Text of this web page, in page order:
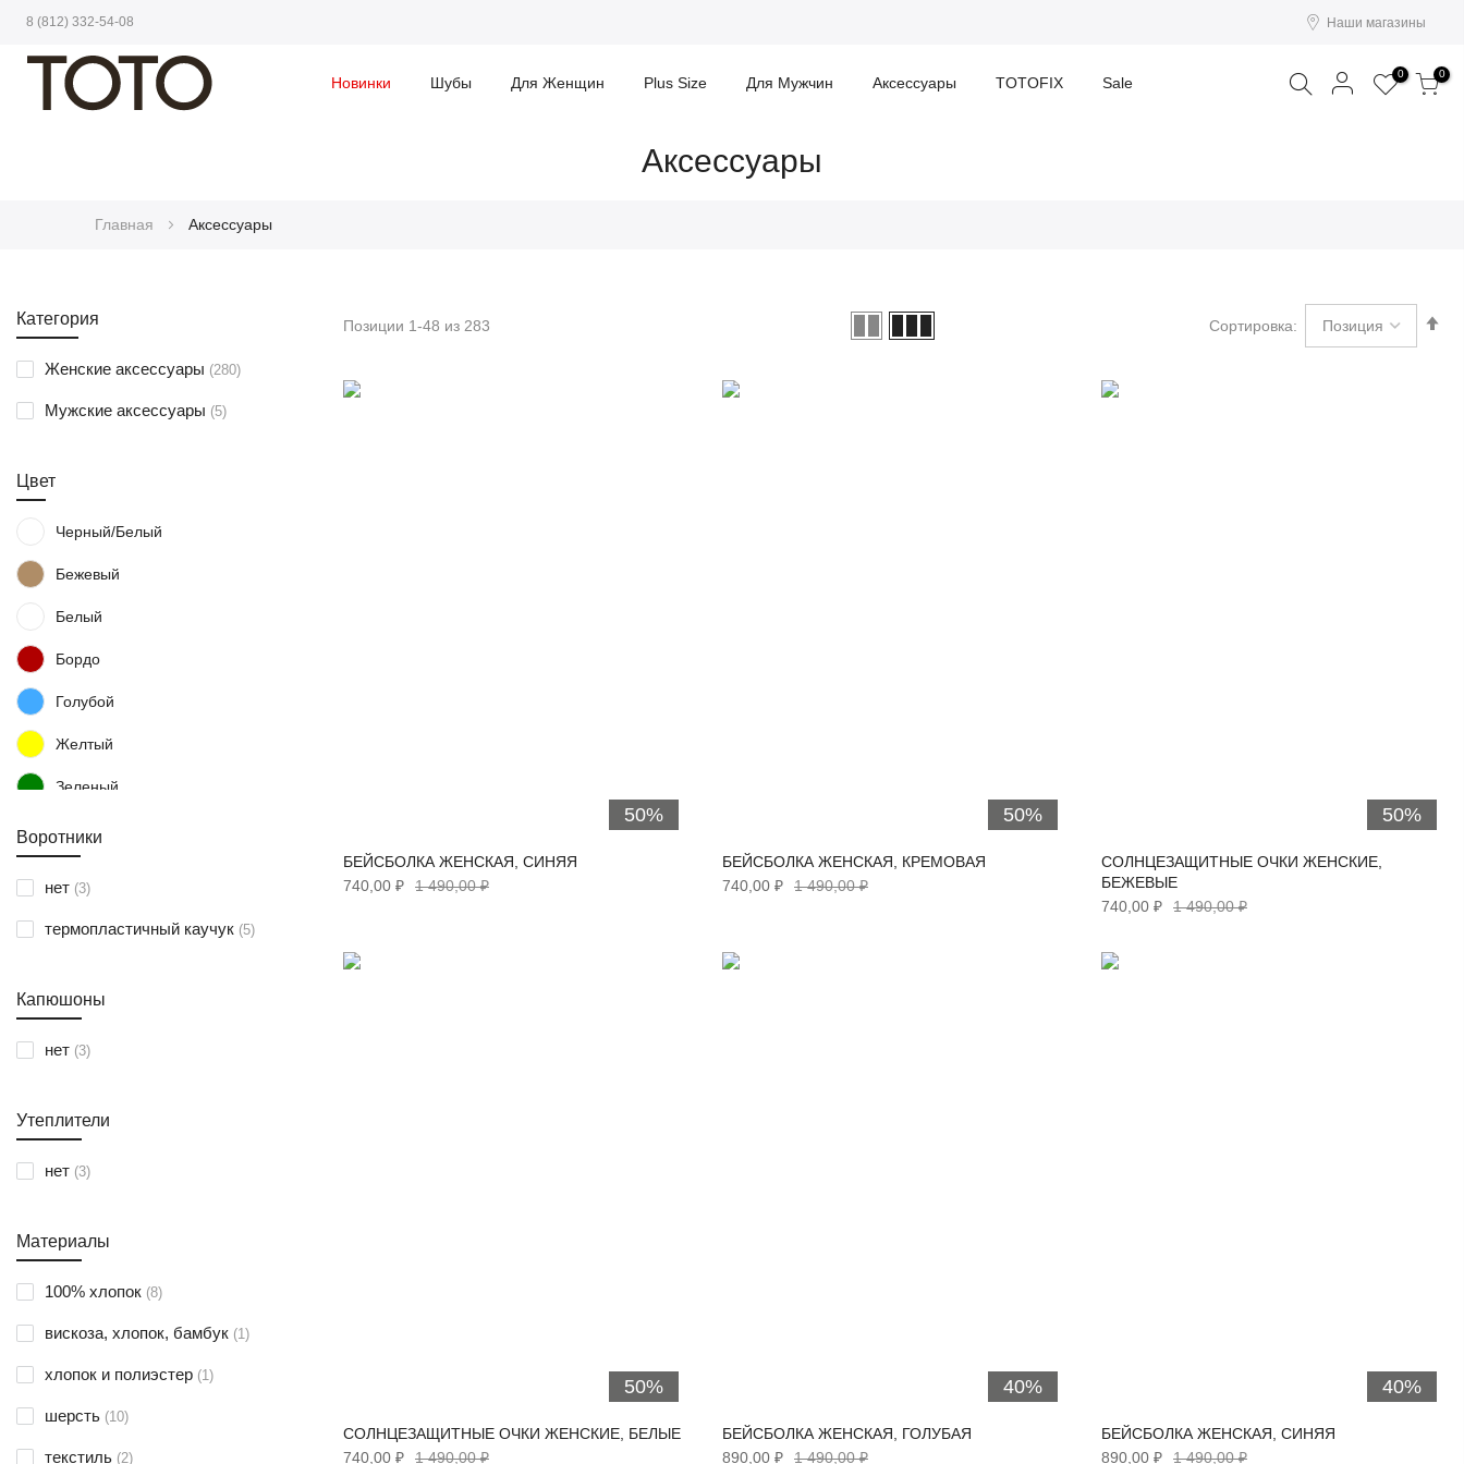
8 (812) 332-54-08 Наши магазины
Новинки Шубы Для Женщин Plus Size Для Мужчин Аксессуары TOTOFIX Sale Поиск 0 0
Аксессуары
Главная Аксессуары
Позиции 1-48 из 283 Сортировка:
50%
БЕЙСБОЛКА ЖЕНСКАЯ, СИНЯЯ
740,00 ₽
1 490,00 ₽
50%
БЕЙСБОЛКА ЖЕНСКАЯ, КРЕМОВАЯ
740,00 ₽
1 490,00 ₽
50%
СОЛНЦЕЗАЩИТНЫЕ ОЧКИ ЖЕНСКИЕ,
БЕЖЕВЫЕ
740,00 ₽
1 490,00 ₽
50%
СОЛНЦЕЗАЩИТНЫЕ ОЧКИ ЖЕНСКИЕ, БЕЛЫЕ
740,00 ₽
1 490,00 ₽
40%
БЕЙСБОЛКА ЖЕНСКАЯ, ГОЛУБАЯ
890,00 ₽
1 490,00 ₽
40%
БЕЙСБОЛКА ЖЕНСКАЯ, СИНЯЯ
890,00 ₽
1 490,00 ₽
Категория
Женские аксессуары 280позиции
Мужские аксессуары 5позиции
Цвет
Черный/белый
Бежевый
Белый
Бордо
Голубой
Желтый
Зеленый
Рыжий
Светло-Бежевый
Светло-Коричневый
Светло-Серый
Серый
Синий
Темно-Зеленый
Темно-Коричневый
Темно-Серый
Воротники
нет 3позиции
термопластичный каучук 5позиции
Капюшоны
нет 3позиции
Утеплители
нет 3позиции
Материалы
100% хлопок 8позиции
вискоза, хлопок, бамбук 1позиция
хлопок и полиэстер 1позиция
шерсть 10позиции
текстиль 2позиции